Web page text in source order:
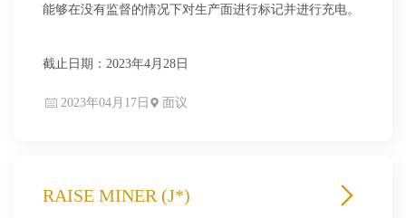
能够在没有监督的情况下对生产面进行标记并进行充电。
截止日期：2023年4月28日
2023年04月17日 面议
RAISE MINER (J*)